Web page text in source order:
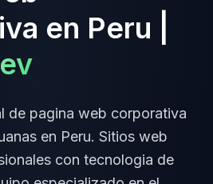
en Peru
de pagina web corporativa
en Peru. Sitios web
con tecnologia de